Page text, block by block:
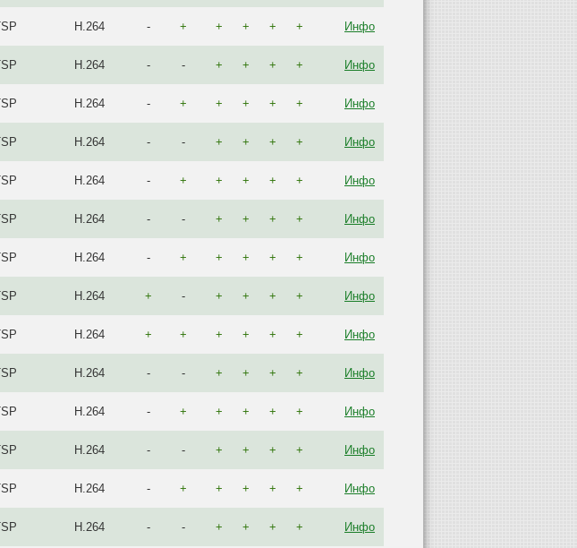
H.264 - + + + + + Инфо
H.264 - - + + + + Инфо
H.264 - + + + + + Инфо
H.264 - - + + + + Инфо
H.264 - + + + + + Инфо
H.264 - - + + + + Инфо
H.264 - + + + + + Инфо
H.264 + - + + + + Инфо
H.264 + + + + + + Инфо
H.264 - - + + + + Инфо
H.264 - + + + + + Инфо
H.264 - - + + + + Инфо
H.264 - + + + + + Инфо
H.264 - - + + + + Инфо